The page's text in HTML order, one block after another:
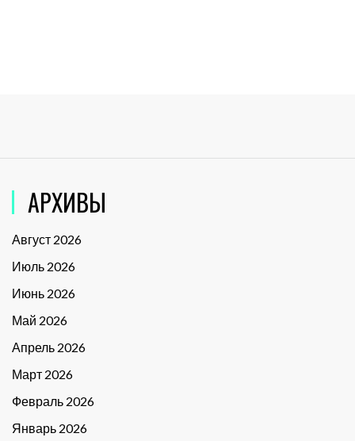
АРХИВЫ
Август 2026
Июль 2026
Июнь 2026
Май 2026
Апрель 2026
Март 2026
Февраль 2026
Январь 2026